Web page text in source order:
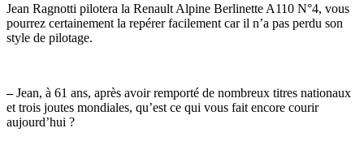
Jean Ragnotti pilotera la Renault Alpine Berlinette A110 N°4, vous
pourrez certainement la repérer facilement car il n’a pas perdu son
style de pilotage.
–Jean, à 61 ans, après avoir remporté de nombreux titres nationaux
et trois joutes mondiales, qu’est ce qui vous fait encore courir
aujourd’hui ?